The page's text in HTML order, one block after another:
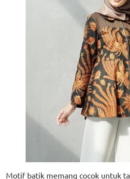
Motif batik memang cocok untuk